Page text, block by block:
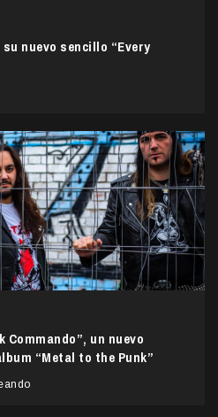
su nuevo sencillo “Every
Commando”, un nuevo
“Metal to the Punk”